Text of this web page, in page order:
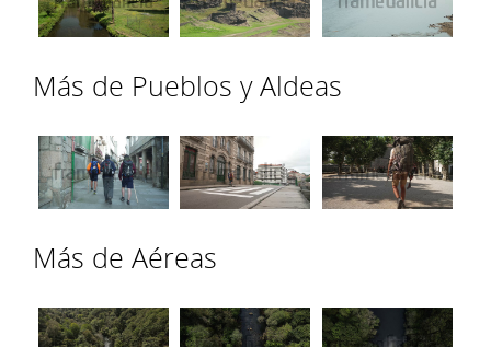
Más de Pueblos y Aldeas
Más de Aéreas